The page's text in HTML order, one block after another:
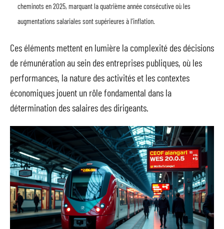
cheminots en 2025, marquant la quatrième année consécutive où les
augmentations salariales sont supérieures à l’inflation.
Ces éléments mettent en lumière la complexité des décisions
de rémunération au sein des entreprises publiques, où les
performances, la nature des activités et les contextes
économiques jouent un rôle fondamental dans la
détermination des salaires des dirigeants.